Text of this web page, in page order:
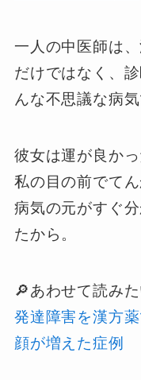
一人の中医師は
だけではなく、
んな不思議な病
彼女は運が良かっ
私の目の前でて
病気の元がすぐ
たから。
🔎あわせて読みた
発達障害を漢方
顔が増えた症例